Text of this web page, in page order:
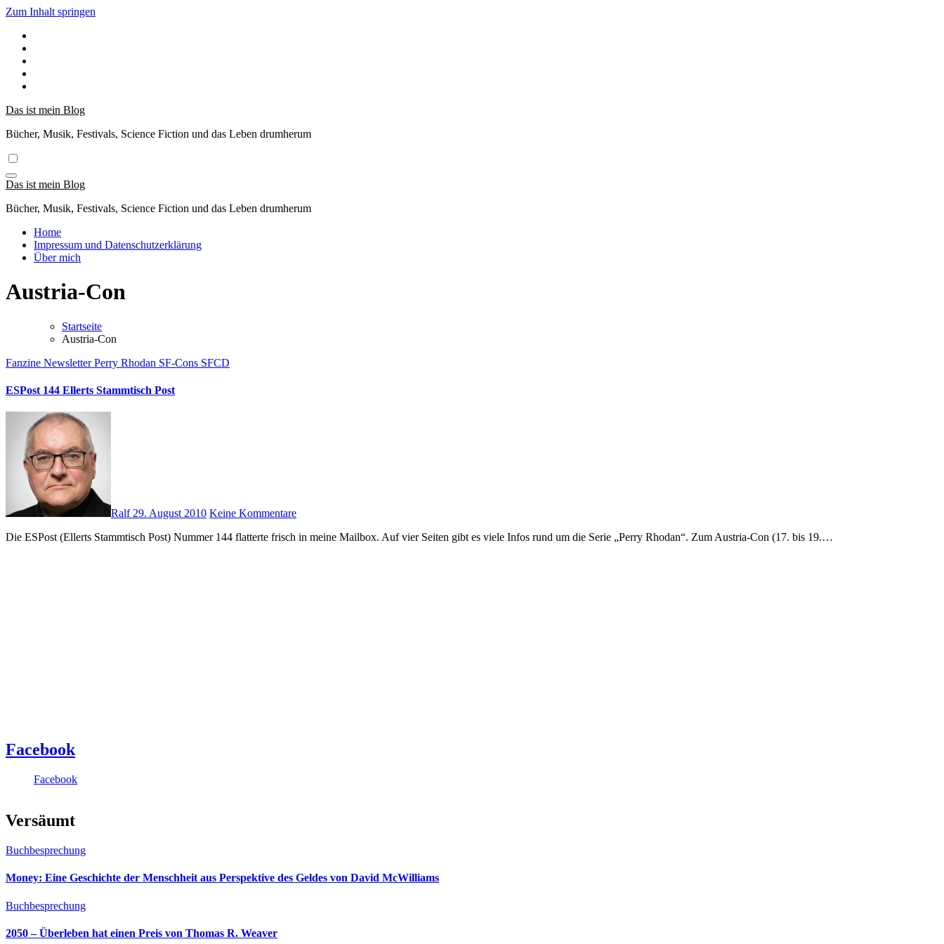
Zum Inhalt springen
Das ist mein Blog
Bücher, Musik, Festivals, Science Fiction und das Leben drumherum
Das ist mein Blog
Bücher, Musik, Festivals, Science Fiction und das Leben drumherum
Home
Impressum und Datenschutzerklärung
Über mich
Austria-Con
Startseite
Austria-Con
Fanzine NewsletterPerry Rhodan SF-Cons SFCD
ESPost 144 Ellerts Stammtisch Post
Ralf29. August 2010 Keine Kommentare
Die ESPost (Ellerts Stammtisch Post) Nummer 144 flatterte frisch in meine Mailbox. Auf vier Seiten gibt es viele Infos rund um die Serie „Perry Rhodan“. Zum Austria-Con (17. bis 19.…
Facebook
Facebook
Versäumt
Buchbesprechung
Money: Eine Geschichte der Menschheit aus Perspektive des Geldes von David McWilliams
Buchbesprechung
2050 – Überleben hat einen Preis von Thomas R. Weaver